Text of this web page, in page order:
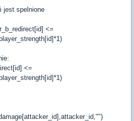
jest spelnione
<=
<=